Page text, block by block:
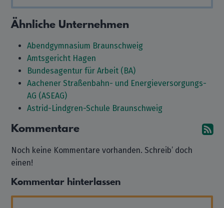
Ähnliche Unternehmen
Abendgymnasium Braunschweig
Amtsgericht Hagen
Bundesagentur für Arbeit (BA)
Aachener Straßenbahn- und Energieversorgungs-
AG (ASEAG)
Astrid-Lindgren-Schule Braunschweig
Kommentare
Noch keine Kommentare vorhanden. Schreib’ doch
einen!
Kommentar hinterlassen